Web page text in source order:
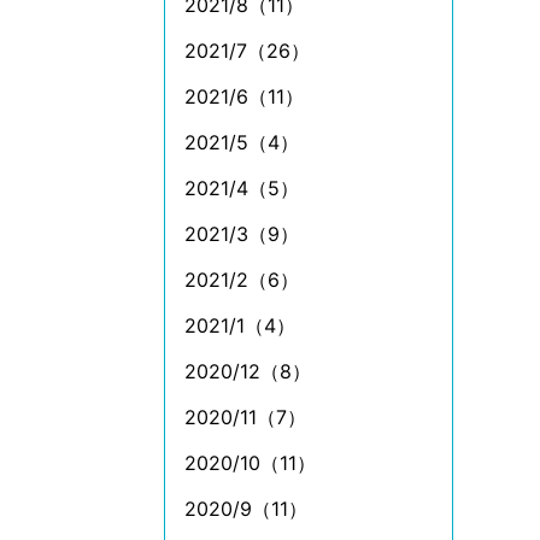
2021/8（11）
2021/7（26）
2021/6（11）
2021/5（4）
2021/4（5）
2021/3（9）
2021/2（6）
2021/1（4）
2020/12（8）
2020/11（7）
2020/10（11）
2020/9（11）